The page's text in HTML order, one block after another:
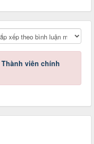
Thành viên chính